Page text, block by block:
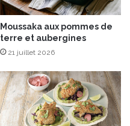
Moussaka aux pommes de
terre et aubergines
21 juillet 2026